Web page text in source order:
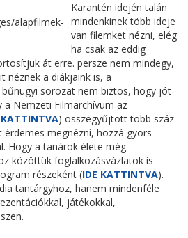
Karantén idején talán
mindenkinek több ideje
van filemket nézni, elég
ha csak az eddig
át erre. persze nem mindegy,
néznek a diákjaink is, a
sorozat nem biztos, hogy jót
a Nemzeti Filmarchívum az
KATTINTVA) összegyűjtött több száz
megnézni, hozzá gyors
Hogy a tanárok élete még
közöttük foglalkozásvázlatok is
részeként (IDE KATTINTVA).
tantárgyhoz, hanem mindenféle
játékokkal,